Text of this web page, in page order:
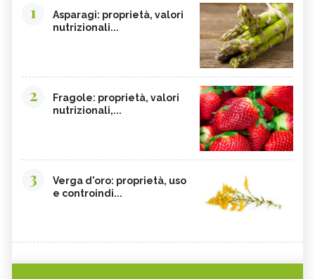
1
Asparagi: proprietà, valori
nutrizionali...
2
Fragole: proprietà, valori
nutrizionali,...
3
Verga d'oro: proprietà, uso
e controindi...